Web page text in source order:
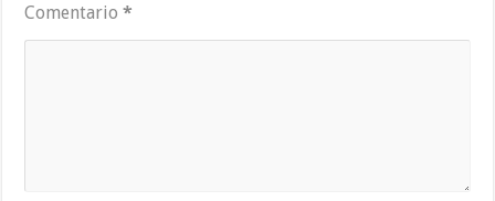
Comentario*